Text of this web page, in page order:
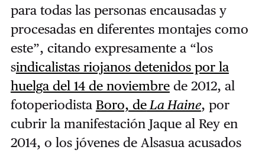
para todas las personas encausadas y
procesadas en diferentes montajes como
este”, citando expresamente a “los
sindicalistas riojanos detenidos por la
huelga del 14 de noviembrede 2012, al
fotoperiodista Boro, deLa Haine, por
cubrir la manifestación Jaque al Rey en
2014, o los jóvenes de Alsasua acusados